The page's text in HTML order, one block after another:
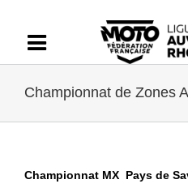
contenu
Championnat de Zones
Championnat MX Pays de